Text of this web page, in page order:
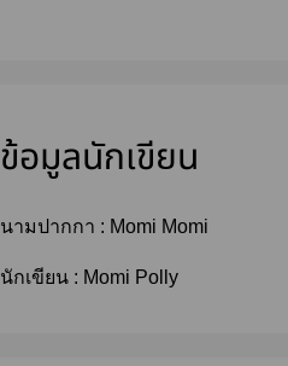
ข้อมูลนักเขียน
นามปากกา : Momi Momi
นักเขียน : Momi Polly